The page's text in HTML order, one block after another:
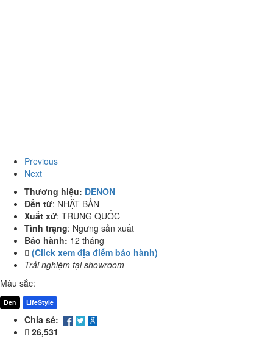
Previous
Next
Thương hiệu: DENON
Đến từ: NHẬT BẢN
Xuất xứ: TRUNG QUỐC
Tình trạng: Ngưng sản xuất
Bảo hành: 12 tháng
(Click xem địa điểm bảo hành)
Trải nghiệm tại showroom
Màu sắc:
Đen LifeStyle
Chia sẻ:
26,531